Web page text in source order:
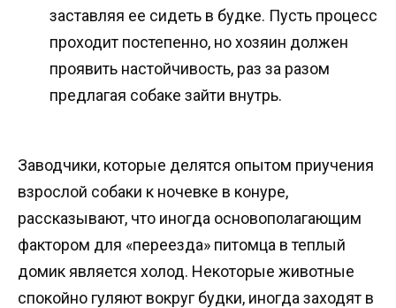
заставляя ее сидеть в будке. Пусть процесс
проходит постепенно, но хозяин должен
проявить настойчивость, раз за разом
предлагая собаке зайти внутрь.
Заводчики, которые делятся опытом приучения
взрослой собаки к ночевке в конуре,
рассказывают, что иногда основополагающим
фактором для «переезда» питомца в теплый
домик является холод. Некоторые животные
спокойно гуляют вокруг будки, иногда заходят в